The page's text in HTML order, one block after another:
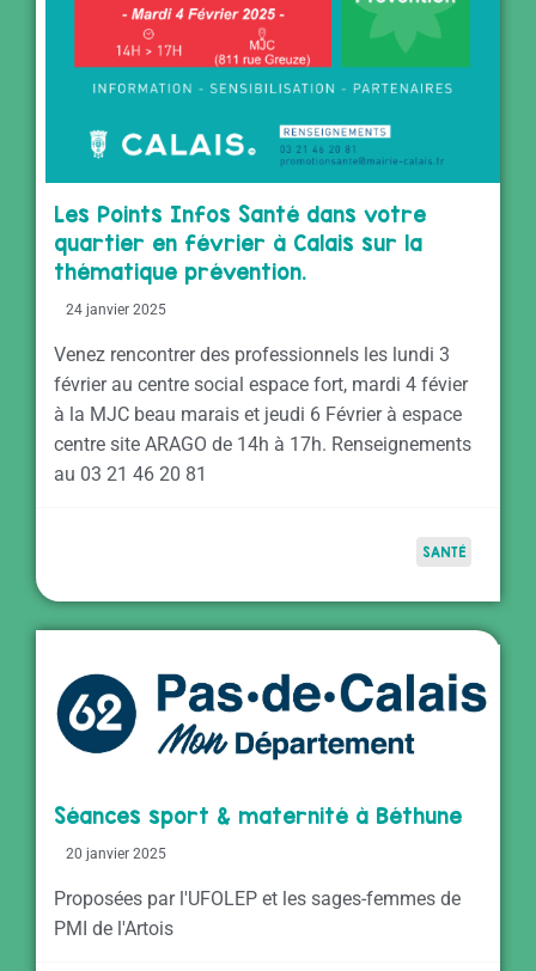
Les Points Infos Santé dans votre
quartier en février à Calais sur la
thématique prévention.
24 janvier 2025
Venez rencontrer des professionnels les lundi 3
février au centre social espace fort, mardi 4 févier
à la MJC beau marais et jeudi 6 Février à espace
centre site ARAGO de 14h à 17h. Renseignements
au 03 21 46 20 81
SANTÉ
Séances sport & maternité à Béthune
20 janvier 2025
Proposées par l'UFOLEP et les sages-femmes de
PMI de l'Artois